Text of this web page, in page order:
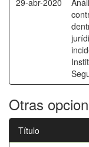
29-abr-2020
Otras
Título